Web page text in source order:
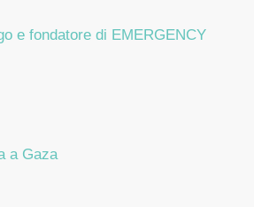
e fondatore di EMERGENCY
a Gaza